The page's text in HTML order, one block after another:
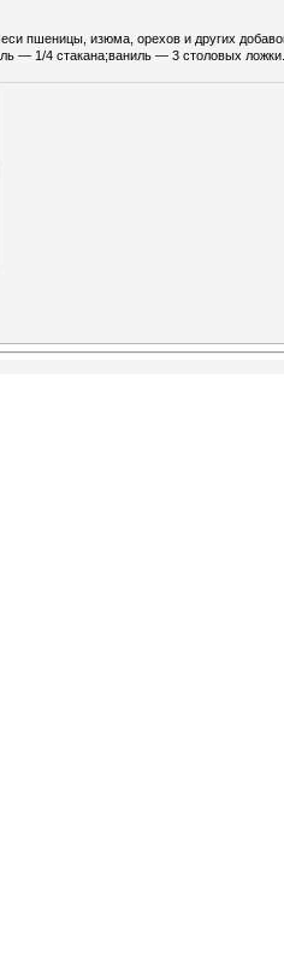
пшеницы, изюма, орехов и других
— 1/4 стакана;ваниль — 3 столовых ложки.